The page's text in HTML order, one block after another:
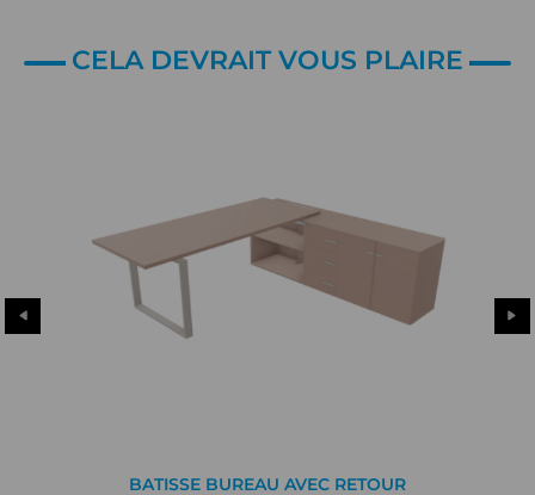
CELA DEVRAIT VOUS PLAIRE
BATISSE BUREAU AVEC RETOUR